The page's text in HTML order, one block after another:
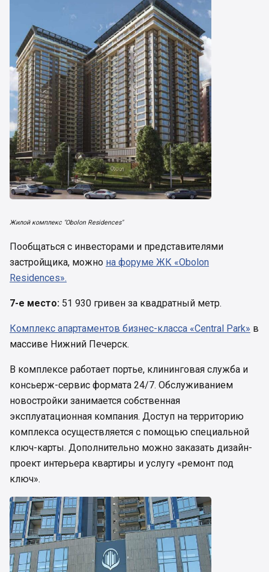
Жилой комплекс "Obolon Residences"
Пообщаться с инвесторами и представителями
застройщика, можно на форуме ЖК «Obolon
Residences».
7-е место: 51 930 гривен за квадратный метр.
Комплекс апартаментов бизнес-класса «Central Park» в
массиве Нижний Печерск.
В комплексе работает портье, клининговая служба и
консьерж-сервис формата 24/7. Обслуживанием
новостройки занимается собственная
эксплуатационная компания. Доступ на территорию
комплекса осуществляется с помощью специальной
ключ-карты. Дополнительно можно заказать дизайн-
проект интерьера квартиры и услугу «ремонт под
ключ».